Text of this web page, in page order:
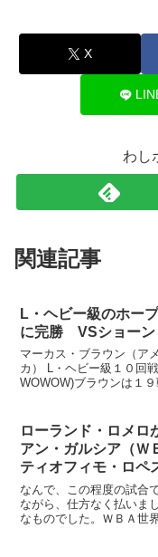
X
わし
関連記事
L・ヘビー級のホー
に完勝 VSショーン
マーカス・ブラウン（ア
カ） L・ヘビー級１０回
WOWOW)ブラウンは１
ローランド・ロメ
アン・ガルシア（Ｗ
ティオフィモ・ロペ
ニーが復帰戦で判定
なんで、この程度の試合
ながら、仕方なく払いま
なものでした。ＷＢＡ世